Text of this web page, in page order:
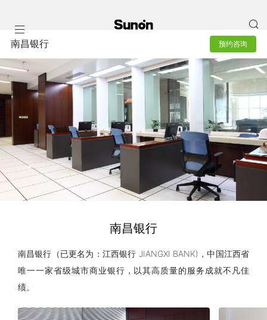
南昌银行 预约咨询
南昌银行
南昌银行（已更名为：江西银行 JIANGXI BANK)，中国江西省
唯一一家省级城市商业银行，以其高质量的服务成就不凡佳
绩。